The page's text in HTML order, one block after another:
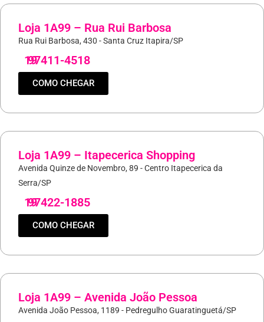
Loja 1A99 – Rua Rui Barbosa
Rua Rui Barbosa, 430 - Santa Cruz Itapira/SP
19
97411-4518
COMO CHEGAR
Loja 1A99 – Itapecerica Shopping
Avenida Quinze de Novembro, 89 - Centro Itapecerica da
Serra/SP
19
97422-1885
COMO CHEGAR
Loja 1A99 – Avenida João Pessoa
Avenida João Pessoa, 1189 - Pedregulho Guaratinguetá/SP